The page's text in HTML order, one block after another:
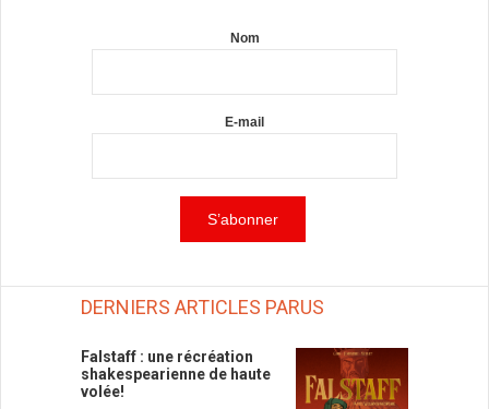
Nom
E-mail
DERNIERS ARTICLES PARUS
Falstaff : une récréation
shakespearienne de haute
volée!